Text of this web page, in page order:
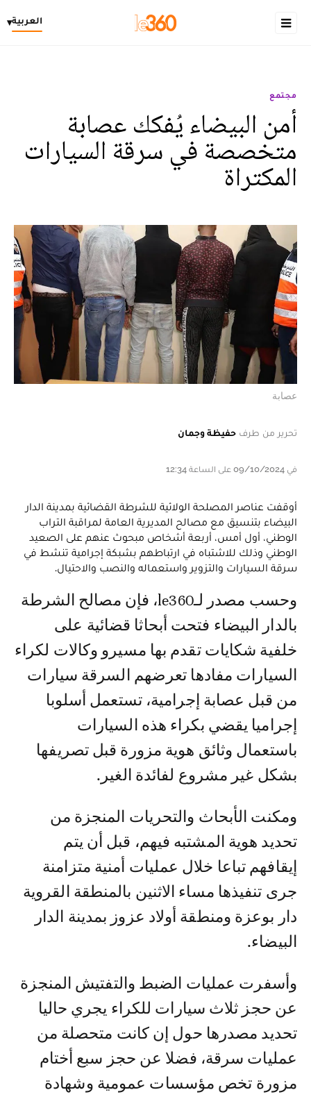
العربية▾
مجتمع
أمن البيضاء يُفكك عصابة
متخصصة في سرقة السيارات
المكتراة
عصابة
تحرير من طرف حفيظة وجمان
في 09/10/2024 على الساعة 12:34
أوقفت عناصر المصلحة الولائية للشرطة القضائية بمدينة الدار
البيضاء بتنسيق مع مصالح المديرية العامة لمراقبة التراب
الوطني، أول أمس، أربعة أشخاص مبحوث عنهم على الصعيد
الوطني وذلك للاشتباه في ارتباطهم بشبكة إجرامية تنشط في
سرقة السيارات والتزوير واستعماله والنصب والاحتيال.
وحسب مصدر لـle360، فإن مصالح الشرطة
بالدار البيضاء فتحت أبحاثا قضائية على
خلفية شكايات تقدم بها مسيرو وكالات لكراء
السيارات مفادها تعرضهم السرقة سيارات
من قبل عصابة إجرامية، تستعمل أسلوبا
إجراميا يقضي بكراء هذه السيارات
باستعمال وثائق هوية مزورة قبل تصريفها
بشكل غير مشروع لفائدة الغير.
ومكنت الأبحاث والتحريات المنجزة من
تحديد هوية المشتبه فيهم، قبل أن يتم
إيقافهم تباعا خلال عمليات أمنية متزامنة
جرى تنفيذها مساء الاثنين بالمنطقة القروية
دار بوعزة ومنطقة أولاد عزوز بمدينة الدار
البيضاء.
وأسفرت عمليات الضبط والتفتيش المنجزة
عن حجز ثلاث سيارات للكراء يجري حاليا
تحديد مصدرها حول إن كانت متحصلة من
عمليات سرقة، فضلا عن حجز سبع أختام
مزورة تخص مؤسسات عمومية وشهادة